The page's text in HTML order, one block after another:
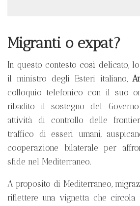
Migranti o expat?
In questo contesto così delicato,
il ministro degli Esteri italiano,
colloquio telefonico con il suo
ribadito il sostegno del
attività di controllo delle
traffico di esseri umani,
cooperazione bilaterale per
sfide nel Mediterraneo.
A proposito di Mediterraneo,
riflettere una vignetta che